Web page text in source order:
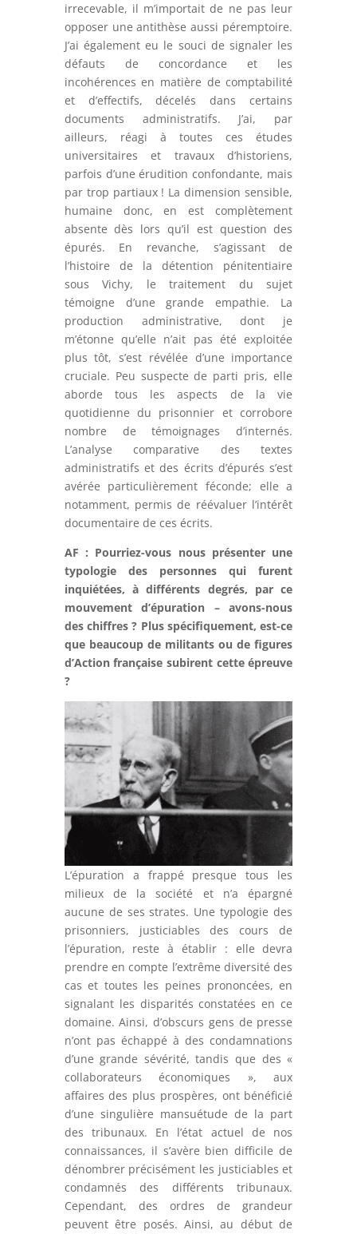
irrecevable, il m’importait de ne pas leur
opposer une antithèse aussi péremptoire.
J’ai également eu le souci de signaler les
défauts de concordance et les
incohérences en matière de comptabilité
et d’effectifs, décelés dans certains
documents administratifs. J’ai, par
ailleurs, réagi à toutes ces études
universitaires et travaux d’historiens,
parfois d’une érudition confondante, mais
par trop partiaux ! La dimension sensible,
humaine donc, en est complètement
absente dès lors qu’il est question des
épurés. En revanche, s’agissant de
l’histoire de la détention pénitentiaire
sous Vichy, le traitement du sujet
témoigne d’une grande empathie. La
production administrative, dont je
m’étonne qu’elle n’ait pas été exploitée
plus tôt, s’est révélée d’une importance
cruciale. Peu suspecte de parti pris, elle
aborde tous les aspects de la vie
quotidienne du prisonnier et corrobore
nombre de témoignages d’internés.
L’analyse comparative des textes
administratifs et des écrits d’épurés s’est
avérée particulièrement féconde; elle a
notamment, permis de réévaluer l’intérêt
documentaire de ces écrits.
AF : Pourriez-vous nous présenter une
typologie des personnes qui furent
inquiétées, à différents degrés, par ce
mouvement d’épuration – avons-nous
des chiffres ? Plus spécifiquement, est-ce
que beaucoup de militants ou de figures
d’Action française subirent cette épreuve
?
L’épuration a frappé presque tous les
milieux de la société et n’a épargné
aucune de ses strates. Une typologie des
prisonniers, justiciables des cours de
l’épuration, reste à établir : elle devra
prendre en compte l’extrême diversité des
cas et toutes les peines prononcées, en
signalant les disparités constatées en ce
domaine. Ainsi, d’obscurs gens de presse
n’ont pas échappé à des condamnations
d’une grande sévérité, tandis que des «
collaborateurs économiques », aux
affaires des plus prospères, ont bénéficié
d’une singulière mansuétude de la part
des tribunaux. En l’état actuel de nos
connaissances, il s’avère bien difficile de
dénombrer précisément les justiciables et
condamnés des différents tribunaux.
Cependant, des ordres de grandeur
peuvent être posés. Ainsi, au début de